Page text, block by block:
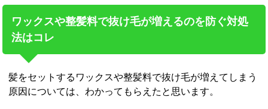
ワックスや整髪料で抜け毛が増えるのを防ぐ対処
法はコレ
髪をセットするワックスや整髪料で抜け毛が増えてしまう
原因については、わかってもらえたと思います。